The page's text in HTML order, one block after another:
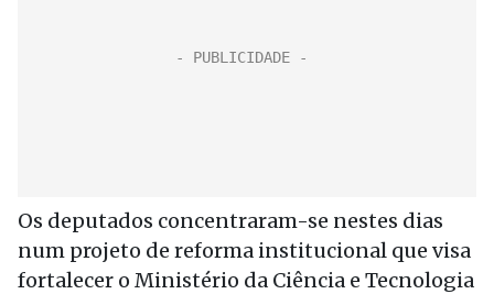
Os deputados concentraram-se nestes dias
num projeto de reforma institucional que visa
fortalecer o Ministério da Ciência e Tecnologia